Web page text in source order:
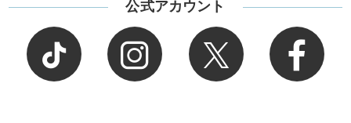
公式アカウント